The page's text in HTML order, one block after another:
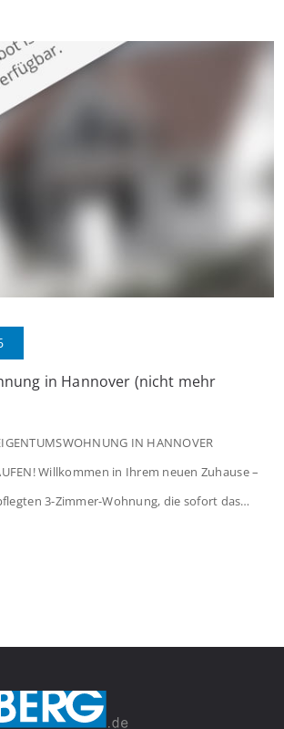
und eine hochwertige Ausstattung, die
mit einem stilvollen Ambiente
in Hannover (nicht mehr
IN HANNOVER
Willkommen in Ihrem neuen Zuhause –
3-Zimmer-Wohnung, die sofort das